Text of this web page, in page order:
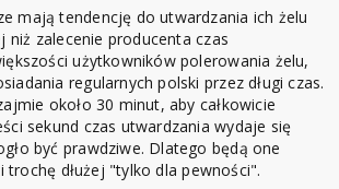
mają tendencję do utwardzania ich żelu
niż zalecenie producenta czas
użytkowników polerowania żelu,
regularnych polski przez długi czas.
około 30 minut, aby całkowicie
sekund czas utwardzania wydaje się
być prawdziwe. Dlatego będą one
trochę dłużej "tylko dla pewności".